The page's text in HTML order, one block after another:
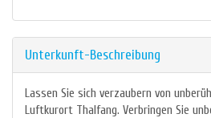
Unterkunft-Beschreibung
Lassen Sie sich verzaubern von
Luftkurort Thalfang. Verbringen Sie